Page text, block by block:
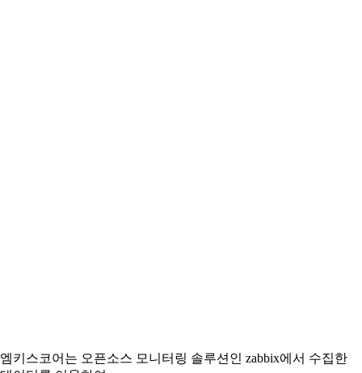
엠키스코어는 오픈소스 모니터링 솔루션인 zabbix에서 수집한